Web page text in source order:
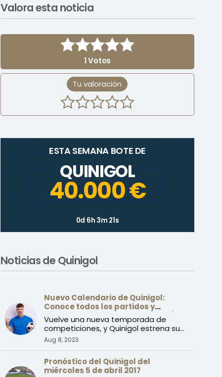
Valora esta noticia
1Votos
Tu valoración
ESTA SEMANA BOTE DE
QUINIGOL
40.000 €
0d 6h 3m 21s
Noticias de Quinigol
Nuevo Calendario de Quinigol:
Conoce todos los partidos y
jornadas de la temporada 2023/24
Vuelve una nueva temporada de
competiciones, y Quinigol estrena su
nuevo calendario con la prime ...
Aug 8, 2023
Pronóstico del Quinigol del
miércoles 5 de abril 2017